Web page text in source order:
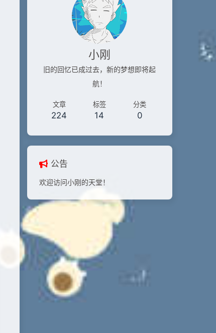
小刚
旧的回忆已成过去，新的梦想即将起
航！
文章
224
标签
14
分类
0
公告
欢迎访问小刚的天堂！